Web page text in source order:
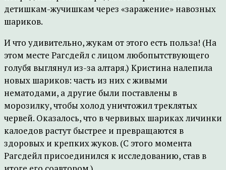
детишкам-жучишкам через «заражение» навозных
шариков.
И что удивительно, жукам от этого есть польза! (На
этом месте Рагсдейл с лицом любопытствующего
голубя выглянул из-за алтаря.) Кристина налепила
новых шариков: часть из них с живыми
нематодами, а другие были поставлены в
морозилку, чтобы холод уничтожил треклятых
червей. Оказалось, что в червивых шариках личинки
калоедов растут быстрее и превращаются в
здоровых и крепких жуков. (С этого момента
Рагсдейл присоединился к исследованию, став в